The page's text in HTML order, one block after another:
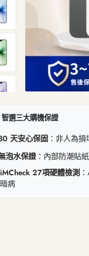
智選三大購機保證
天安心保固 ：非人為
泡水保證：內部防潮貼
iMCheck 27項硬體檢測
暗病